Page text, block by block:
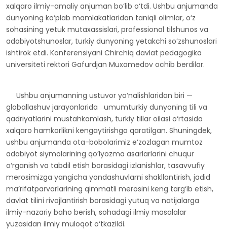
dunyoning ko‘plab mamlakatlaridan taniqli olimlar, o‘z
sohasining yetuk mutaxassislari, professional tilshunos va
adabiyotshunoslar, turkiy dunyoning yetakchi so‘zshunoslari
ishtirok etdi. Konferensiyani Chirchiq davlat pedagogika
universiteti rektori Gafurdjan Muxamedov ochib berdilar.
globallashuv jarayonlarida umumturkiy dunyoning tili va
qadriyatlarini mustahkamlash, turkiy tillar oilasi o‘rtasida
xalqaro hamkorlikni kengaytirishga qaratilgan. Shuningdek,
ushbu anjumanda ota-bobolarimiz e’zozlagan mumtoz
adabiyot siymolarining qo‘lyozma asarlarlarini chuqur
o‘rganish va tabdil etish borasidagi izlanishlar, tasavvufiy
merosimizga yangicha yondashuvlarni shakllantirish, jadid
ma’rifatparvarlarining qimmatli merosini keng targ‘ib etish,
davlat tilini rivojlantirish borasidagi yutuq va natijalarga
ilmiy-nazariy baho berish, sohadagi ilmiy masalalar
yuzasidan ilmiy muloqot o‘tkazildi.